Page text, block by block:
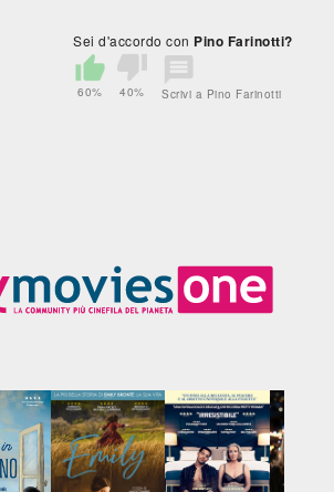
Sei d'accordo con Pino Farinotti?
60% 40% Scrivi a Pino Farinotti